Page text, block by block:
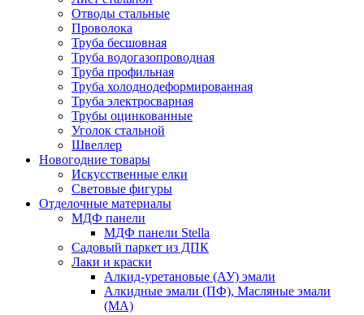
Отводы стальные
Проволока
Труба бесшовная
Труба водогазопроводная
Труба профильная
Труба холоднодеформированная
Труба электросварная
Трубы оцинкованные
Уголок стальной
Швеллер
Новогодние товары
Искусственные елки
Световые фигуры
Отделочные материалы
МДФ панели
МДФ панели Stella
Садовый паркет из ДПК
Лаки и краски
Алкид-уретановые (АУ) эмали
Алкидные эмали (ПФ), Масляные эмали
(МА)